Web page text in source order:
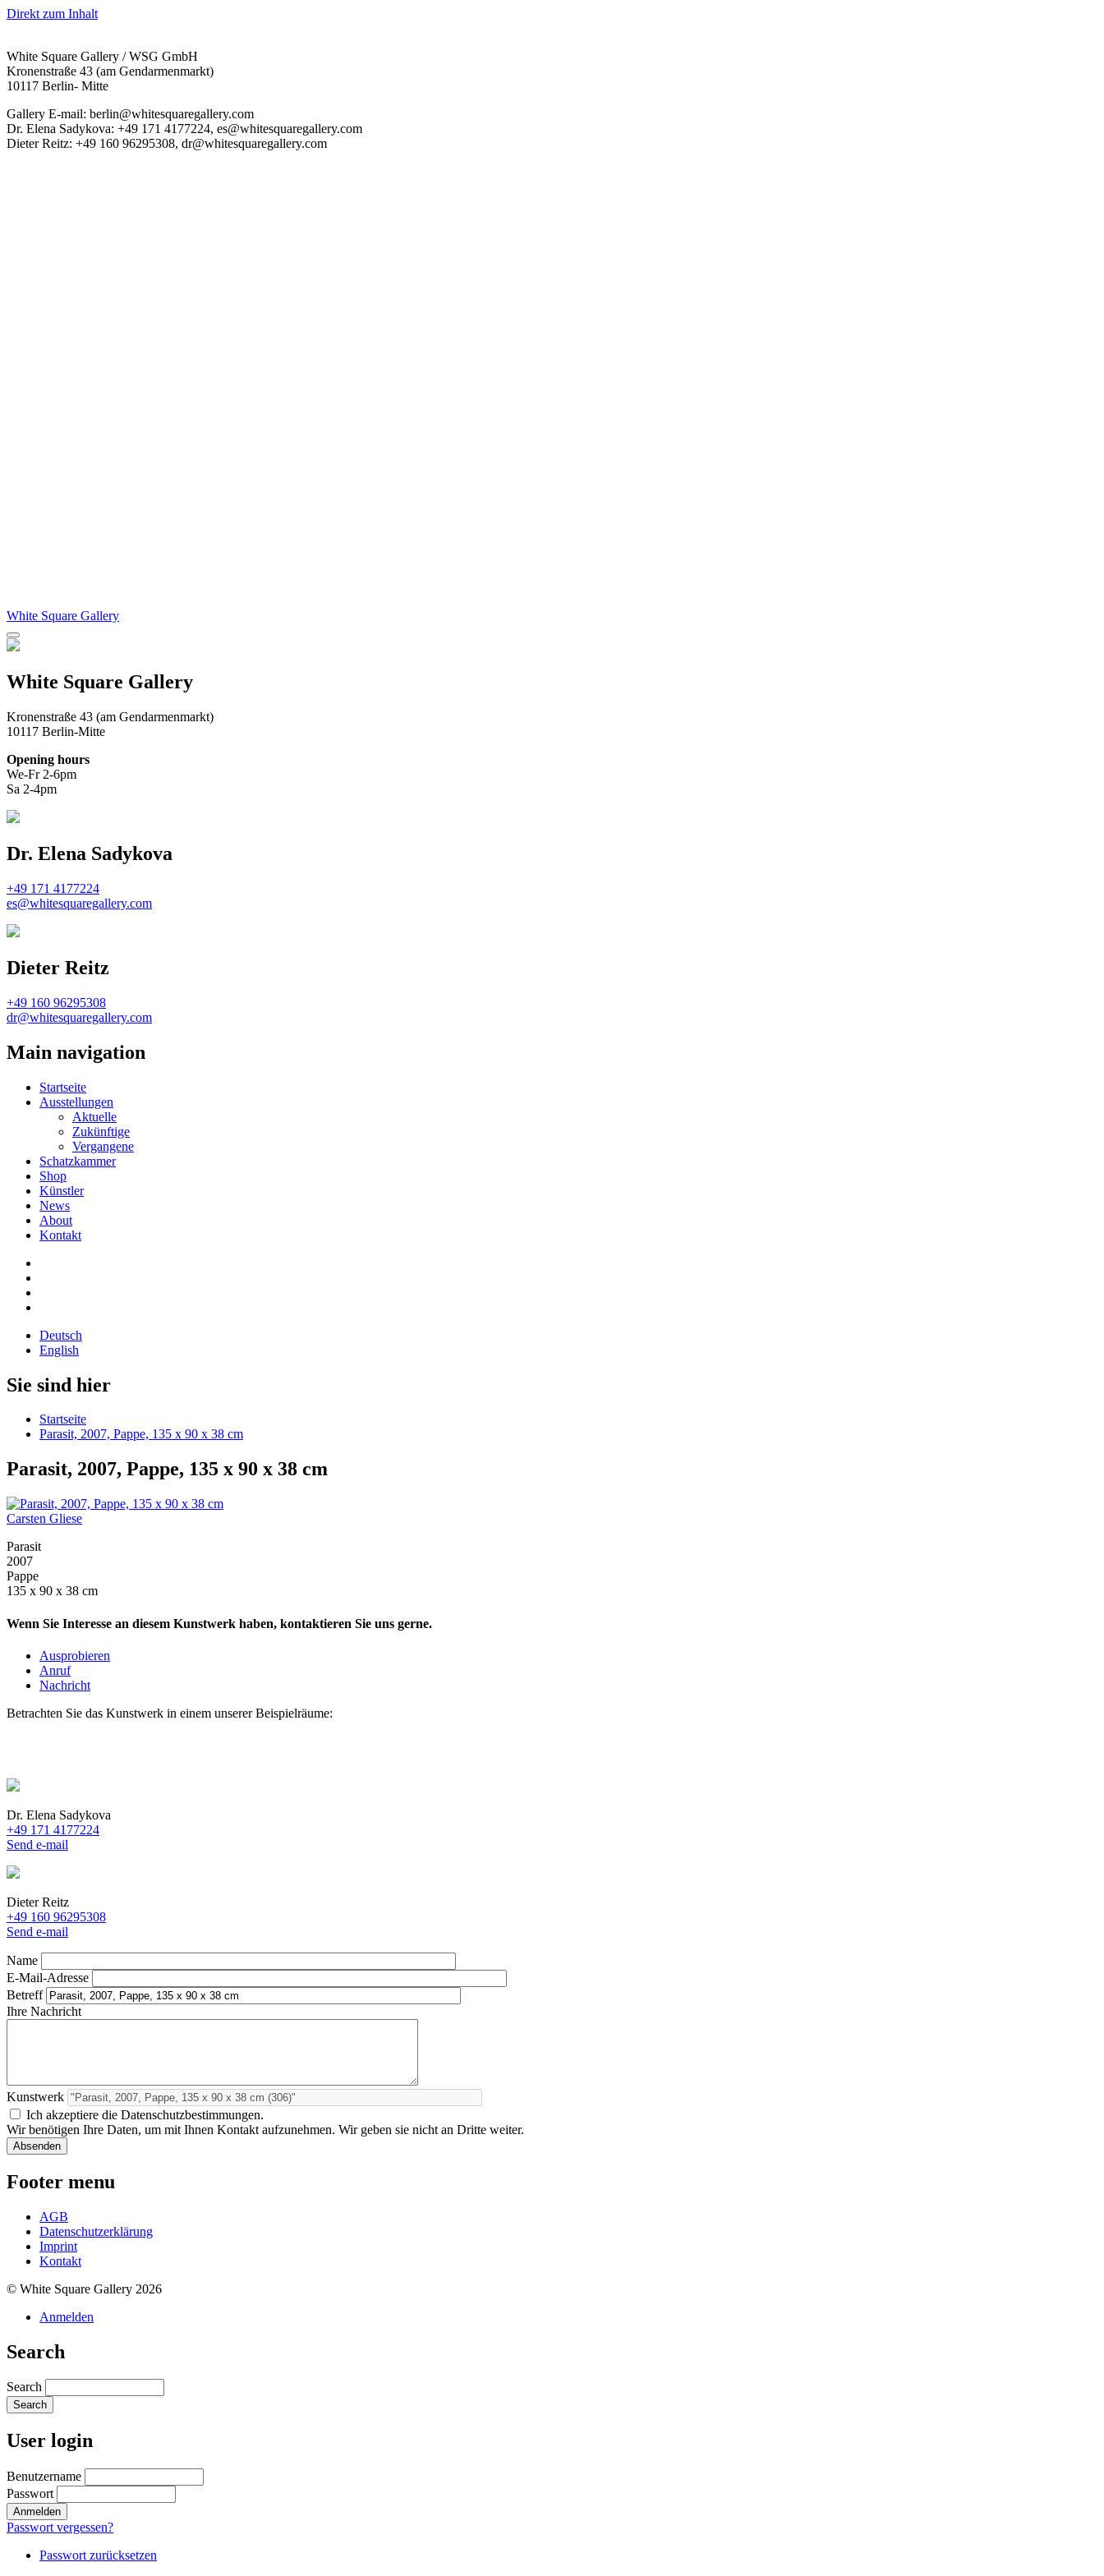
Direkt zum Inhalt
White Square Gallery / WSG GmbH
Kronenstraße 43 (am Gendarmenmarkt)
10117 Berlin- Mitte
Gallery E-mail: berlin@whitesquaregallery.com
Dr. Elena Sadykova: +49 171 4177224, es@whitesquaregallery.com
Dieter Reitz: +49 160 96295308, dr@whitesquaregallery.com
White Square Gallery
White Square Gallery
Kronenstraße 43 (am Gendarmenmarkt)
10117 Berlin-Mitte
Opening hours
We-Fr 2-6pm
Sa 2-4pm
Dr. Elena Sadykova
+49 171 4177224
es@whitesquaregallery.com
Dieter Reitz
+49 160 96295308
dr@whitesquaregallery.com
Main navigation
Startseite
Ausstellungen
Aktuelle
Zukünftige
Vergangene
Schatzkammer
Shop
Künstler
News
About
Kontakt
Deutsch
English
Sie sind hier
Startseite
Parasit, 2007, Pappe, 135 x 90 x 38 cm
Parasit, 2007, Pappe, 135 x 90 x 38 cm
Carsten Gliese
Parasit
2007
Pappe
135 x 90 x 38 cm
Wenn Sie Interesse an diesem Kunstwerk haben, kontaktieren Sie uns gerne.
Ausprobieren
Anruf
Nachricht
Betrachten Sie das Kunstwerk in einem unserer Beispielräume:
Dr. Elena Sadykova
+49 171 4177224
Send e-mail
Dieter Reitz
+49 160 96295308
Send e-mail
Name
E-Mail-Adresse
Betreff
Ihre Nachricht
Kunstwerk
Ich akzeptiere die Datenschutzbestimmungen.
Wir benötigen Ihre Daten, um mit Ihnen Kontakt aufzunehmen. Wir geben sie nicht an Dritte weiter.
Footer menu
AGB
Datenschutzerklärung
Imprint
Kontakt
© White Square Gallery 2026
Anmelden
Search
Search
User login
Benutzername
Passwort
Passwort vergessen?
Passwort zurücksetzen